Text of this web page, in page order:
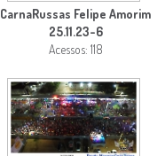
CarnaRussas Felipe Amorim
25.11.23-6
Acessos: 118